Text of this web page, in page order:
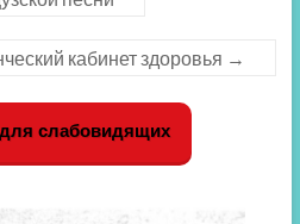
кабинет здоровья →
слабовидящих